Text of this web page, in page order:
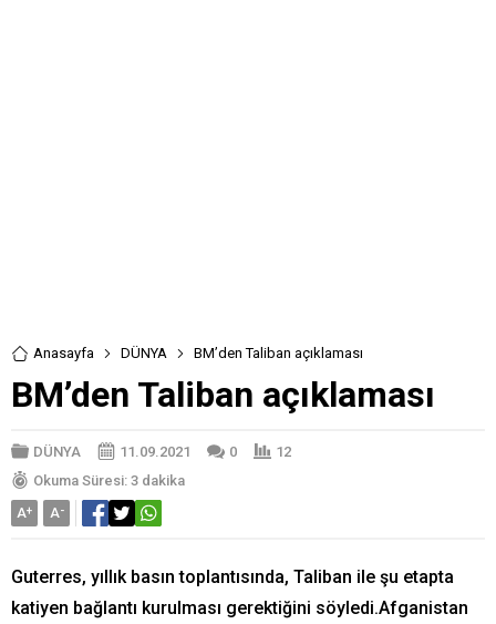
Anasayfa DÜNYA BM’den Taliban açıklaması
BM’den Taliban açıklaması
DÜNYA 11.09.2021 0
12
Okuma Süresi: 3 dakika
A+ A-
Guterres, yıllık basın toplantısında, Taliban ile şu etapta
katiyen bağlantı kurulması gerektiğini söyledi.Afganistan